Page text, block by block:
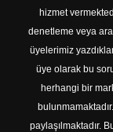
hizmet
denetleme veya
üyelerimiz
üye olarak bu
herhangi bir
paylaşılmaktadır.